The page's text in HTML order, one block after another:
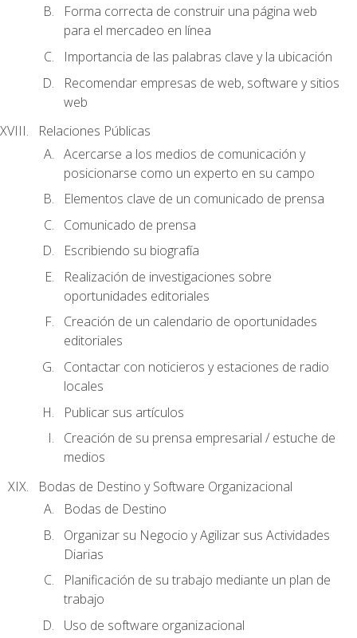
Forma correcta de construir una página web
para el mercadeo en línea
Importancia de las palabras clave y la ubicación
Recomendar empresas de web, software y sitios
web
Relaciones Públicas
Acercarse a los medios de comunicación y
posicionarse como un experto en su campo
Elementos clave de un comunicado de prensa
Comunicado de prensa
Escribiendo su biografía
Realización de investigaciones sobre
oportunidades editoriales
Creación de un calendario de oportunidades
editoriales
Contactar con noticieros y estaciones de radio
locales
Publicar sus artículos
Creación de su prensa empresarial / estuche de
medios
Bodas de Destino y Software Organizacional
Bodas de Destino
Organizar su Negocio y Agilizar sus Actividades
Diarias
Planificación de su trabajo mediante un plan de
trabajo
Uso de software organizacional